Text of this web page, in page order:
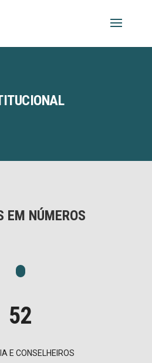
EM NÚMEROS
52
E CONSELHEIROS